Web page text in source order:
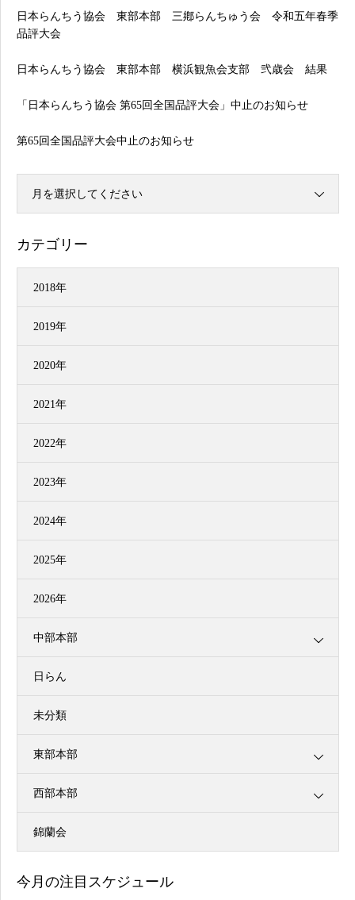
日本らんちう協会 東部本部 三鄕らんちゅう会 令和五年春季
品評大会
日本らんちう協会 東部本部 横浜観魚会支部 弐歳会 結果
「日本らんちう協会 第65回全国品評大会」中止のお知らせ
第65回全国品評大会中止のお知らせ
月を選択してください
カテゴリー
2018年
2019年
2020年
2021年
2022年
2023年
2024年
2025年
2026年
中部本部
日らん
未分類
東部本部
西部本部
錦蘭会
今月の注目スケジュール